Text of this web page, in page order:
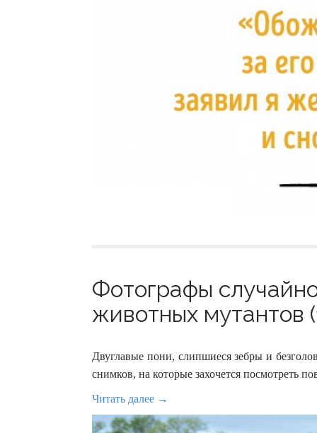
Фотографы
животных мутантов
Двуглавые пони, слипшиеся зебры и
снимков, на которые захочется посмотреть
Читать далее →